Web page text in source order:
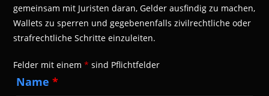
gemeinsam mit Juristen daran, Gelder ausfindig zu machen,
Wallets zu sperren und gegebenenfalls zivilrechtliche oder
strafrechtliche Schritte einzuleiten.
Felder mit einem* sind Pflichtfelder
Name*